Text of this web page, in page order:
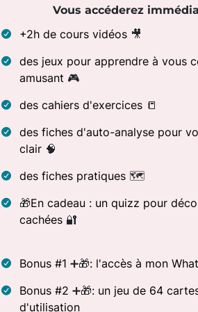
Vous accéderez
+2h de cours vidéos 🎥
des jeux pour apprendre à vous
amusant 🎮
des cahiers d'exercices 📒
des fiches d'auto-analyse pour
clair 🧠
des fiches pratiques 🗺️
🎁En cadeau : un quizz pour
cachées 🔐
Bonus #1 ➕🎁: l'accès à mon
Bonus #2 ➕🎁: un jeu de 64
d'utilisation